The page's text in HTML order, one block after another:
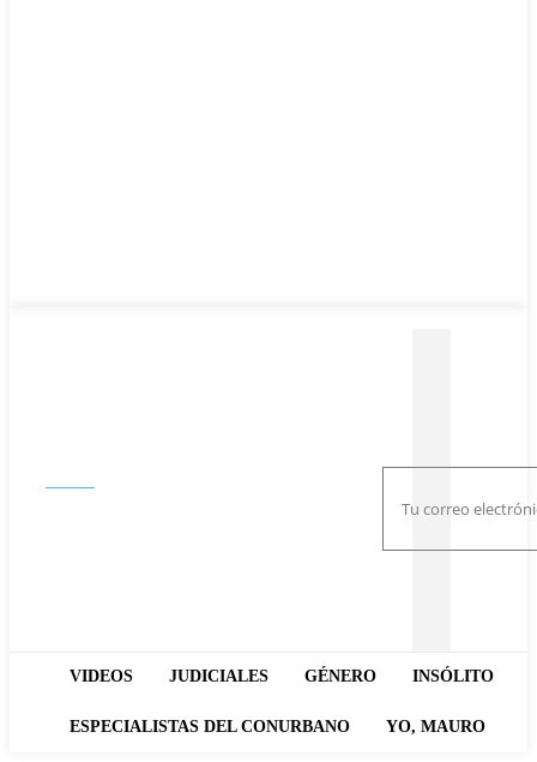
VIDEOS JUDICIALES GÉNERO INSÓLITO
ESPECIALISTAS DEL CONURBANO YO, MAURO